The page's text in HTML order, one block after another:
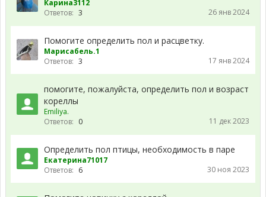
Карина3112
Ответов: 3 26 янв 2024
Помогите определить пол и расцветку.
Марисабель.1
Ответов: 3 17 янв 2024
помогите, пожалуйста, определить пол и возраст
кореллы
Emiliya.
Ответов: 0 11 дек 2023
Определить пол птицы, необходимость в паре
Екатерина71017
Ответов: 6 30 ноя 2023